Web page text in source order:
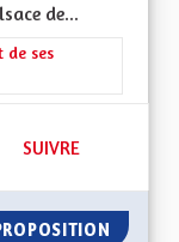
de...
ses
49 ABONNÉS
SUIVRE